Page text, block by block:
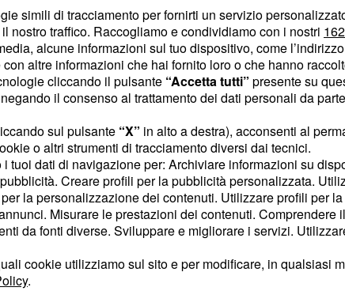
ore 17.30
del 2 settembre sarà
suSky Sport 2a partire
ha acquistato i diritti dei
dunque chi vuole
pay tv di Murdoch. Non ci
la Rai, per quest'anno, ha
non trasmetterà alcuna
peccato, viste le premesse,
i migliori, almeno sulla
può e deve dare il
capace di contare su
simili di tracciamento per fornirti un servizio
nostro traffico. Raccogliamo e condividiamo con i nostri
alcune informazioni sul tuo dispositivo, come
altre informazioni che hai fornito loro o che hanno
cliccando il pulsante “Accetta tutti” presente su
il consenso al trattamento dei dati personali da
sul pulsante “X” in alto a destra), acconsenti al
o altri strumenti di tracciamento diversi dai tecnici.
i tuoi dati di navigazione per: Archiviare informazioni su
Creare profili per la pubblicità personalizzata.
la personalizzazione dei contenuti. Utilizzare profili per
Misurare le prestazioni dei contenuti. Comprendere
da fonti diverse. Sviluppare e migliorare i servizi.
cookie utilizziamo sul sito e per modificare, in qualsiasi
.